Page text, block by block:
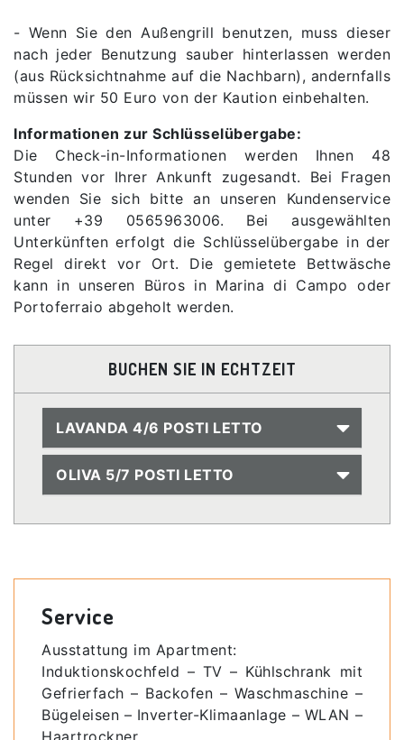
- Wenn Sie den Außengrill benutzen, muss dieser
nach jeder Benutzung sauber hinterlassen werden
(aus Rücksichtnahme auf die Nachbarn), andernfalls
müssen wir 50 Euro von der Kaution einbehalten.
Informationen zur Schlüsselübergabe:
Die Check-in-Informationen werden Ihnen 48
Stunden vor Ihrer Ankunft zugesandt. Bei Fragen
wenden Sie sich bitte an unseren Kundenservice
unter +39 0565963006. Bei ausgewählten
Unterkünften erfolgt die Schlüsselübergabe in der
Regel direkt vor Ort. Die gemietete Bettwäsche
kann in unseren Büros in Marina di Campo oder
Portoferraio abgeholt werden.
BUCHEN SIE IN ECHTZEIT
LAVANDA 4/6 POSTI LETTO
OLIVA 5/7 POSTI LETTO
Service
Ausstattung im Apartment:
Induktionskochfeld – TV – Kühlschrank mit
Gefrierfach – Backofen – Waschmaschine –
Bügeleisen – Inverter-Klimaanlage – WLAN –